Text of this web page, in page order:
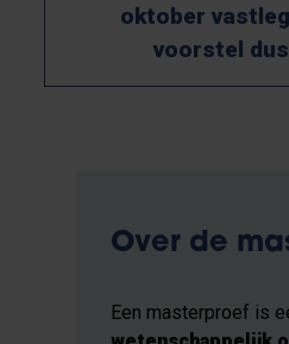
oktober
voorstel
Over de
Een masterproef is